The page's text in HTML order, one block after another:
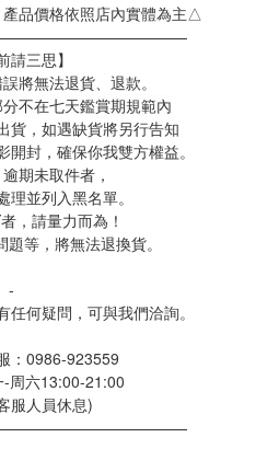
品價格依照店內實體為主△
請三思】
將無法退貨、退款。
不在七天鑑賞期規範內
貨，如遇缺貨將另行告知
開封，確保你我雙方權益。
期未取件者，
並列入黑名單。
，請量力而為！
等，將無法退換貨。
-
何疑問，可與我們洽詢。
：0986-923559
周六13:00-21:00
服人員休息)